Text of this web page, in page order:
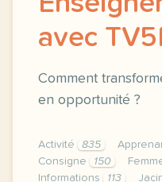
avec
Comment
en opportunité ?
Activité 835
Consigne
150
Informations
113